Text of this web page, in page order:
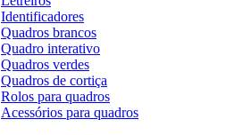
Identificadores
Quadros brancos
Quadro interativo
Quadros verdes
Quadros de cortiça
Rolos para quadros
Acessórios para quadros